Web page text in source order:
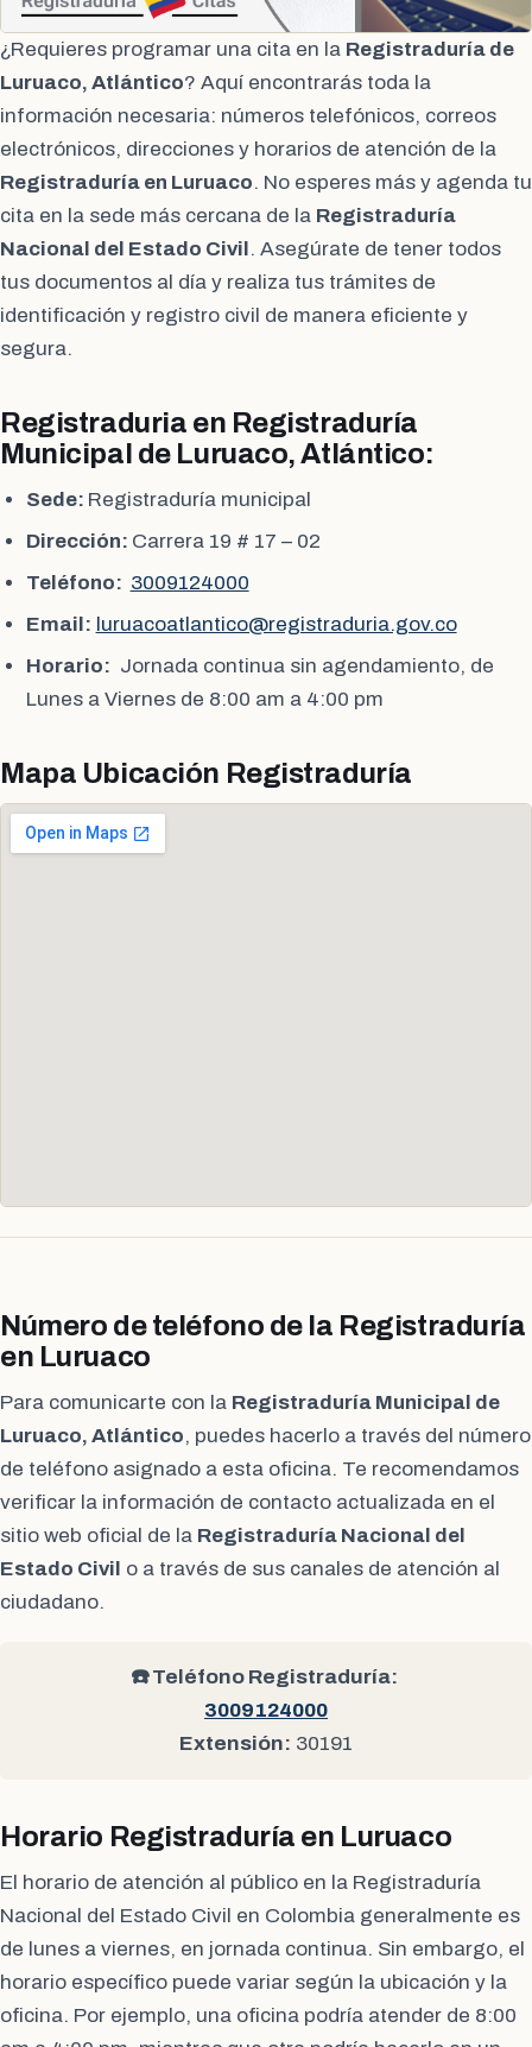
¿Requieres programar una cita en la Registraduría de
Luruaco, Atlántico? Aquí encontrarás toda la
información necesaria: números telefónicos, correos
electrónicos, direcciones y horarios de atención de la
Registraduría en Luruaco. No esperes más y agenda tu
cita en la sede más cercana de la Registraduría
Nacional del Estado Civil. Asegúrate de tener todos
tus documentos al día y realiza tus trámites de
identificación y registro civil de manera eficiente y
segura.
Registraduria en Registraduría
Municipal de Luruaco, Atlántico:
Sede: Registraduría municipal
Dirección: Carrera 19 # 17 – 02
Teléfono: 3009124000
Email: luruacoatlantico@registraduria.gov.co
Horario: Jornada continua sin agendamiento, de
Lunes a Viernes de 8:00 am a 4:00 pm
Mapa Ubicación Registraduría
Número de teléfono de la Registraduría
en Luruaco
Para comunicarte con la Registraduría Municipal de
Luruaco, Atlántico, puedes hacerlo a través del número
de teléfono asignado a esta oficina. Te recomendamos
verificar la información de contacto actualizada en el
sitio web oficial de la Registraduría Nacional del
Estado Civil o a través de sus canales de atención al
ciudadano.
☎️ Teléfono Registraduría:
3009124000
Extensión: 30191
Horario Registraduría en Luruaco
El horario de atención al público en la Registraduría
Nacional del Estado Civil en Colombia generalmente es
de lunes a viernes, en jornada continua. Sin embargo, el
horario específico puede variar según la ubicación y la
oficina. Por ejemplo, una oficina podría atender de 8:00